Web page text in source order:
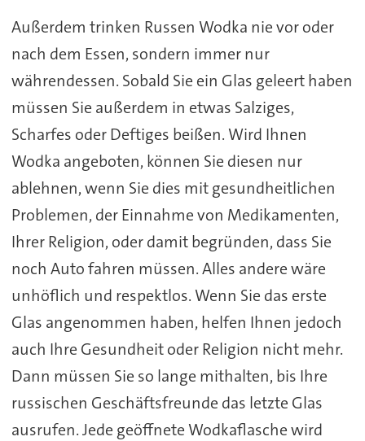
Außerdem trinken Russen Wodka nie vor oder
nach dem Essen, sondern immer nur
währendessen. Sobald Sie ein Glas geleert haben
müssen Sie außerdem in etwas Salziges,
Scharfes oder Deftiges beißen. Wird Ihnen
Wodka angeboten, können Sie diesen nur
ablehnen, wenn Sie dies mit gesundheitlichen
Problemen, der Einnahme von Medikamenten,
Ihrer Religion, oder damit begründen, dass Sie
noch Auto fahren müssen. Alles andere wäre
unhöflich und respektlos. Wenn Sie das erste
Glas angenommen haben, helfen Ihnen jedoch
auch Ihre Gesundheit oder Religion nicht mehr.
Dann müssen Sie so lange mithalten, bis Ihre
russischen Geschäftsfreunde das letzte Glas
ausrufen. Jede geöffnete Wodkaflasche wird